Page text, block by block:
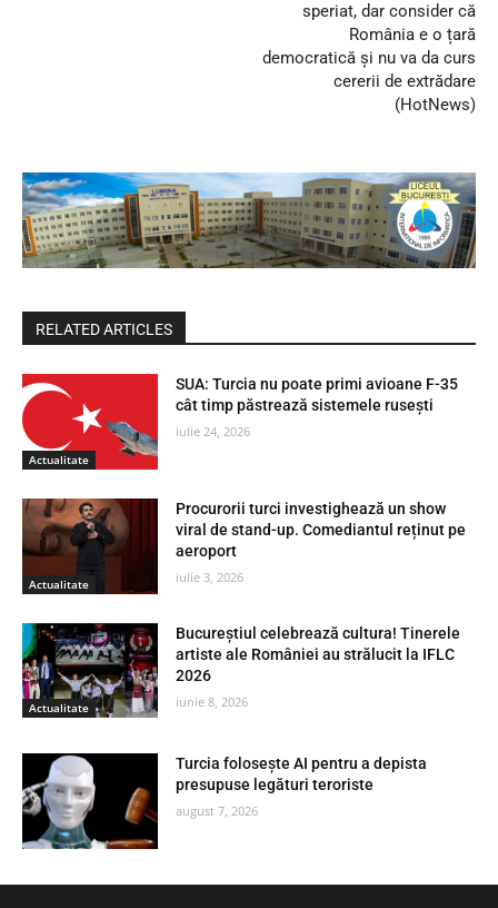
speriat, dar consider că
România e o țară
democratică și nu va da curs
cererii de extrădare
(HotNews)
RELATED ARTICLES
Actualitate
SUA: Turcia nu poate primi avioane F-35
cât timp păstrează sistemele rusești
iulie 24, 2026
Actualitate
Procurorii turci investighează un show
viral de stand-up. Comediantul reținut pe
aeroport
iulie 3, 2026
Actualitate
Bucureștiul celebrează cultura! Tinerele
artiste ale României au strălucit la IFLC
2026
iunie 8, 2026
Turcia folosește AI pentru a depista
presupuse legături teroriste
august 7, 2026